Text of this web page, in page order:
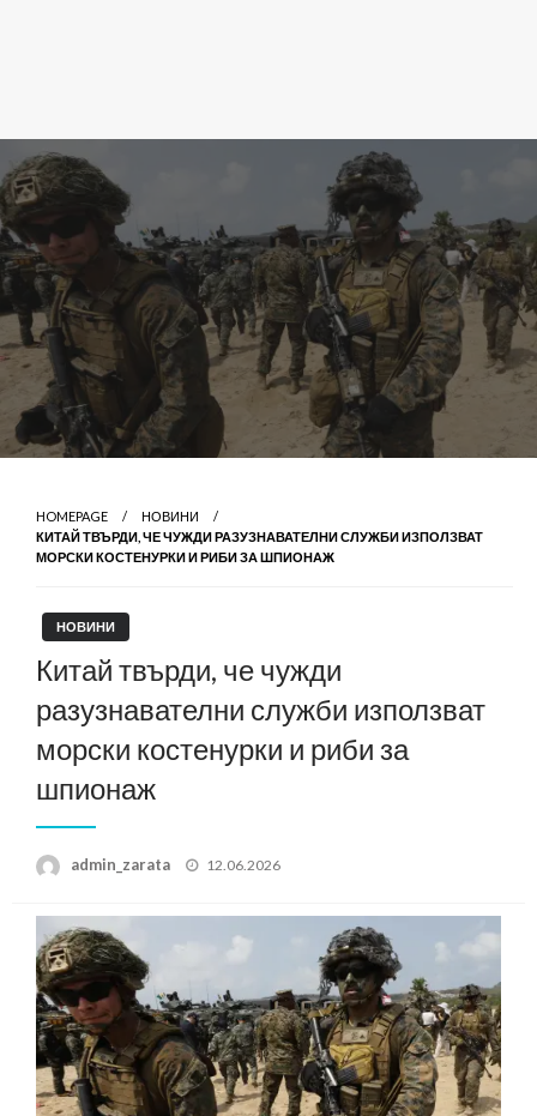
HOMEPAGE
НОВИНИ
КИТАЙ ТВЪРДИ, ЧЕ ЧУЖДИ РАЗУЗНАВАТЕЛНИ СЛУЖБИ ИЗПОЛЗВАТ
МОРСКИ КОСТЕНУРКИ И РИБИ ЗА ШПИОНАЖ
НОВИНИ
Китай твърди, че чужди
разузнавателни служби използват
морски костенурки и риби за
шпионаж
admin_zarata
Posted
12.06.2026